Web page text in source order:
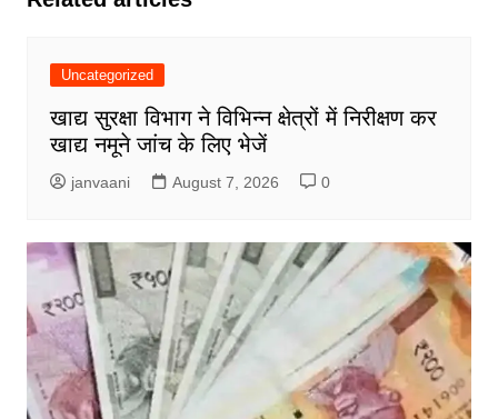
Uncategorized
खाद्य सुरक्षा विभाग ने विभिन्न क्षेत्रों में निरीक्षण कर
खाद्य नमूने जांच के लिए भेजें
janvaani August 7, 2026 0